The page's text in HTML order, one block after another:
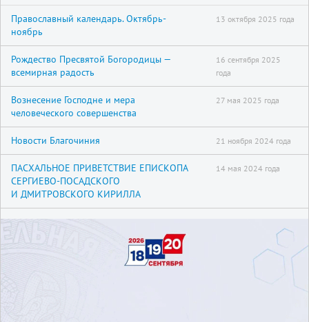
Православный календарь. Октябрь-
ноябрь
13 октября 2025 года
Рождество Пресвятой Богородицы —
всемирная радость
16 сентября 2025
года
Вознесение Господне и мера
человеческого совершенства
27 мая 2025 года
Новости Благочиния 21 ноября 2024 года
ПАСХАЛЬНОЕ ПРИВЕТСТВИЕ ЕПИСКОПА
СЕРГИЕВО-ПОСАДСКОГО
И ДМИТРОВСКОГО КИРИЛЛА
14 мая 2024 года